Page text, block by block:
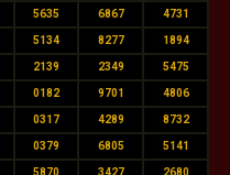
5635 6867 4731
5134 8277 1894
2139 2349 5475
0182 9701 4806
0317 4289 8732
0379 6805 5141
5870 3427 2680